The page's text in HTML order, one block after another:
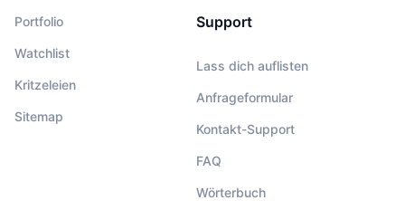
Portfolio
Watchlist
Kritzeleien
Sitemap
Support
Lass dich auflisten
Anfrageformular
Kontakt-Support
FAQ
Wörterbuch